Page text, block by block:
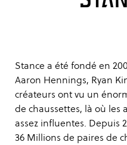
Stance a été fondé en
Aaron Hennings, Ryan
créateurs ont vu un
de chaussettes, là où les
assez influentes. Depuis
36 Millions de paires de